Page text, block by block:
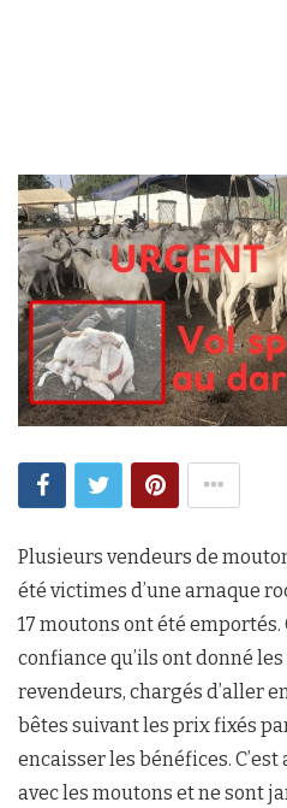
Plusieurs vendeurs de
été victimes d’une arnaque
17 moutons ont été emportés.
confiance qu’ils ont donné
revendeurs, chargés d’aller
bêtes suivant les prix fixés
encaisser les bénéfices.
avec les moutons et ne sont